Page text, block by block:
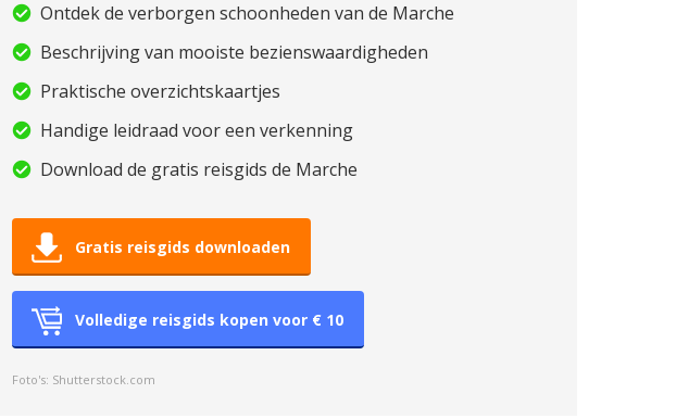
Ontdek de verborgen schoonheden van de Marche
Beschrijving van mooiste bezienswaardigheden
Praktische overzichtskaartjes
Handige leidraad voor een verkenning
Download de gratis reisgids de Marche
Gratis reisgids downloaden
Volledige reisgids kopen voor € 10
Foto's: Shutterstock.com